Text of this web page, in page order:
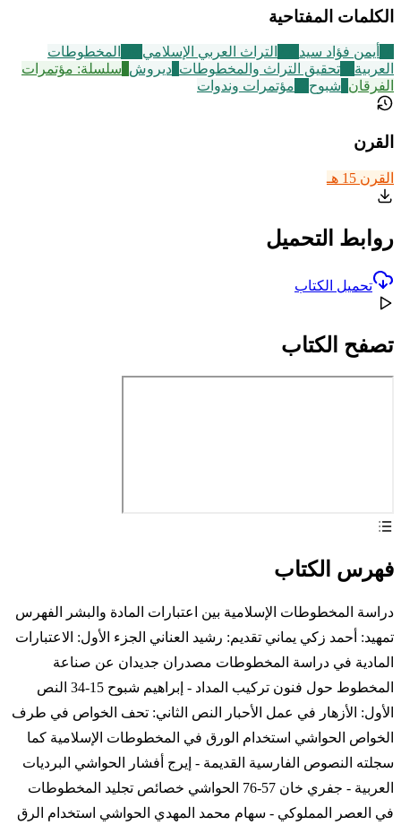
الكلمات المفتاحية
أيمن فؤاد سيد التراث العربي الإسلامي
المخطوطات
العربية
تحقيق التراث والمخطوطات ديروش سلسلة: مؤتمرات
الفرقان شبوح مؤتمرات وندوات
القرن
القرن 15 هـ
روابط التحميل
تحميل الكتاب
تصفح الكتاب
فهرس الكتاب
دراسة المخطوطات الإسلامية بين اعتبارات المادة والبشر الفهرس
تمهيد: أحمد زكي يماني تقديم: رشيد العناني الجزء الأول: الاعتبارات
المادية في دراسة المخطوطات مصدران جديدان عن صناعة
المخطوط حول فنون تركيب المداد - إبراهيم شبوح 15-34 النص
الأول: الأزهار في عمل الأحبار النص الثاني: تحف الخواص في طرف
الخواص الحواشي استخدام الورق في المخطوطات الإسلامية كما
سجلته النصوص الفارسية القديمة - إيرج أفشار الحواشي البرديات
العربية - جفري خان 57-76 الحواشي خصائص تجليد المخطوطات
في العصر المملوكي - سهام محمد المهدي الحواشي استخدام الرق